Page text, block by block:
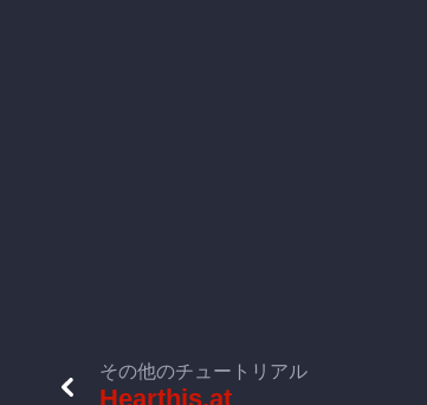
その他のチュートリアル
Hearthis.at